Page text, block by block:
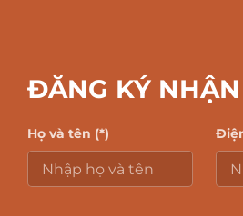
ĐĂNG KÝ
Họ và tên (*)